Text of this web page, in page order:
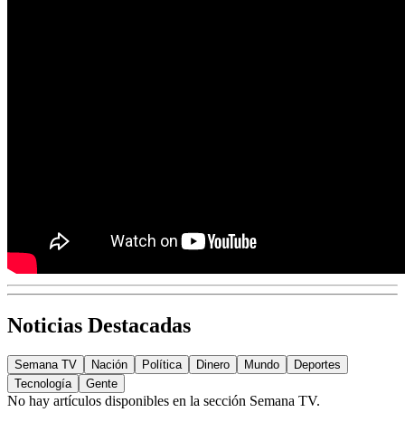
Noticias Destacadas
Semana TV Nación Política Dinero Mundo
Deportes
Tecnología
Gente
No hay artículos disponibles en la sección Semana TV.